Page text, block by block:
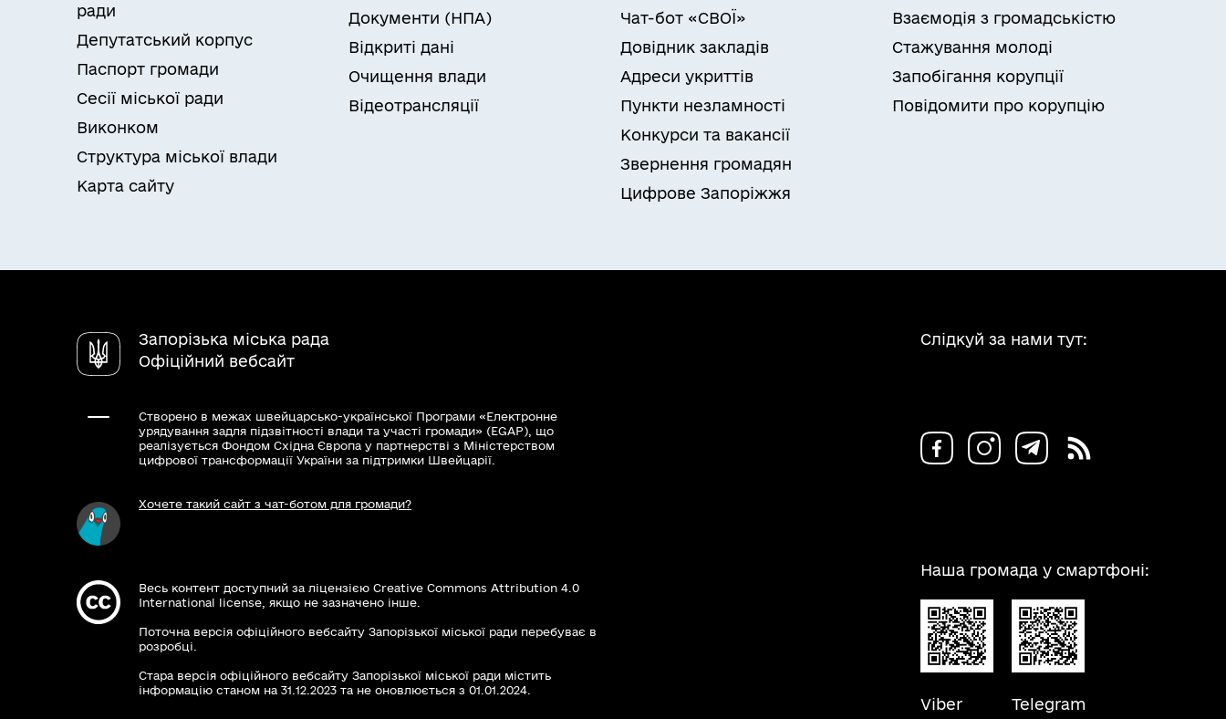
ради
Депутатський корпус
Паспорт громади
Сесії міської ради
Виконком
Структура міської влади
Карта сайту
Документи (НПА)
Відкриті дані
Очищення влади
Відеотрансляції
Чат-бот «СВОЇ»
Довідник закладів
Адреси укриттів
Пункти незламності
Конкурси та вакансії
Звернення громадян
Цифрове Запоріжжя
Взаємодія з громадськістю
Стажування молоді
Запобігання корупції
Повідомити про корупцію
Запорізька міська рада
Офіційний вебсайт
Створено в межах швейцарсько-української Програми «Електронне
урядування задля підзвітності влади та участі громади» (EGAP), що
реалізується Фондом Східна Європа у партнерстві з Міністерством
цифрової трансформації України за підтримки Швейцарії.
Хочете такий сайт з чат-ботом для громади?
Весь контент доступний за ліцензією Creative Commons Attribution 4.0
International license, якщо не зазначено інше.
Поточна версія офіційного вебсайту Запорізької міської ради перебуває в
розробці.
Стара версія офіційного вебсайту Запорізької міської ради містить
інформацію станом на 31.12.2023 та не оновлюється з 01.01.2024.
Слідкуй за нами тут:
Наша громада у смартфоні:
Viber Telegram